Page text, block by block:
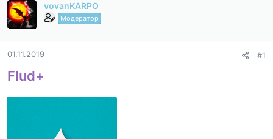
м
ы
а
л
а
vovanKARPO
Модератор
01.11.2019 #1
Flud+